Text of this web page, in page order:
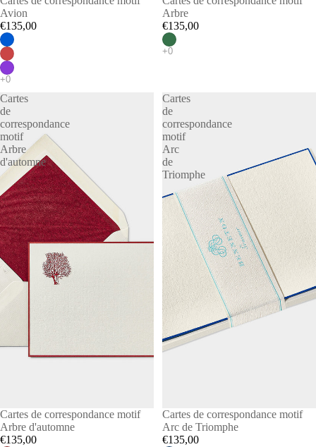
Avion
€135,00
Arbre
€135,00
Cartes
de
correspondance
motif
Arbre
d'automne
Cartes de correspondance motif
Arbre d'automne
€135,00
Cartes
de
correspondance
motif
Arc
de
Triomphe
Cartes de correspondance motif
Arc de Triomphe
€135,00